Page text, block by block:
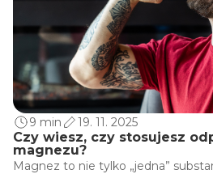
9 min 19. 11. 2025
Czy wiesz, czy stosujesz
magnezu?
Magnez to nie tylko „jedna”